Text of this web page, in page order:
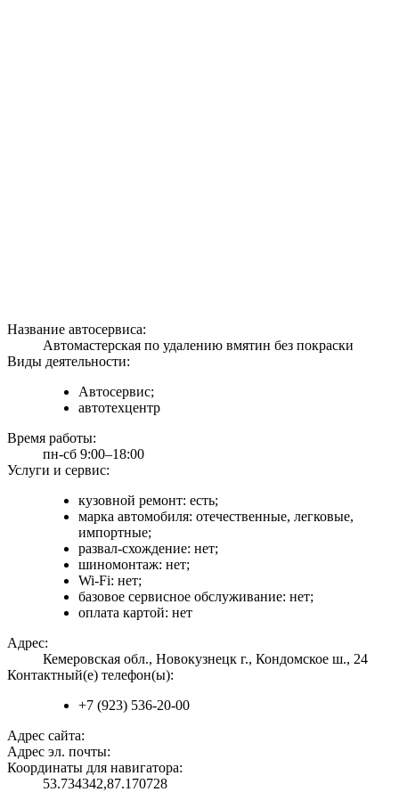
Название автосервиса:
Автомастерская по удалению вмятин без покраски
Виды деятельности:
Автосервис;
автотехцентр
Время работы:
пн-сб 9:00–18:00
Услуги и сервис:
кузовной ремонт: есть;
марка автомобиля: отечественные, легковые,
импортные;
развал-схождение: нет;
шиномонтаж: нет;
Wi-Fi: нет;
базовое сервисное обслуживание: нет;
оплата картой: нет
Адрес:
Кемеровская обл., Новокузнецк г., Кондомское ш., 24
Контактный(е) телефон(ы):
+7 (923) 536-20-00
Адрес сайта:
Адрес эл. почты:
Координаты для навигатора:
53.734342,87.170728